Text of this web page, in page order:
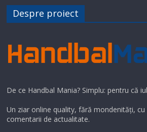
Despre proiect
De ce Handbal Mania? Simplu: pentru că
Un ziar online quality, fără mondenități,
comentarii de actualitate.